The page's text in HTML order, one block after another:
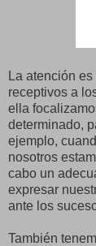
La atención
receptivos a
ella
determinado,
ejemplo,
nosotros
cabo un
expresar
ante los
También